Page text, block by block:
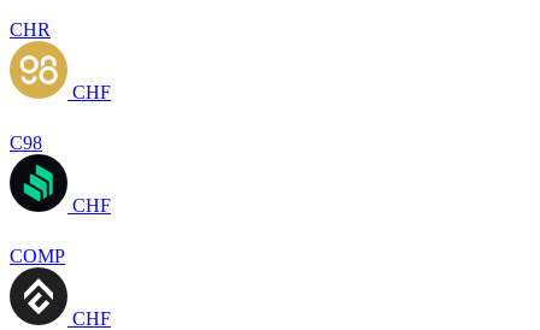
CHR
CHF
C98
CHF
COMP
CHF